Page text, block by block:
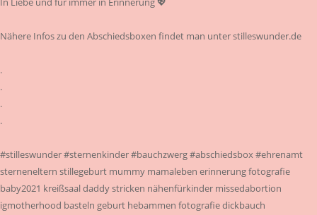
Nähere Infos zu den Abschiedsboxen findet man unter stilleswunder.de
.
.
.
.
#stilleswunder #sternenkinder #bauchzwerg #abschiedsbox #ehrenamt
sterneneltern stillegeburt mummy mamaleben erinnerung fotografie
baby2021 kreißsaal daddy stricken nähenfürkinder missedabortion
igmotherhood basteln geburt hebammen fotografie dickbauch